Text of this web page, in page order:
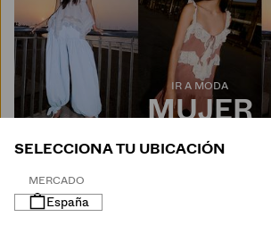
IR A MODA
MUJER
SELECCIONA TU UBICACIÓN
MERCADO
España